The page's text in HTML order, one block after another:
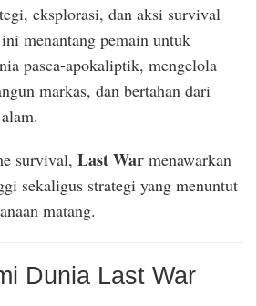
eksplorasi, dan aksi survival
menantang pemain untuk
pasca-apokaliptik, mengelola
markas, dan bertahan dari
survival, Last War menawarkan
sekaligus strategi yang menuntut
matang.
Dunia Last War